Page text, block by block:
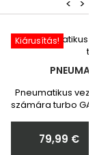
>
<
Kiárusítás!
Pneumatikus
számára turbo
nekünk a
Ár
79,99 €